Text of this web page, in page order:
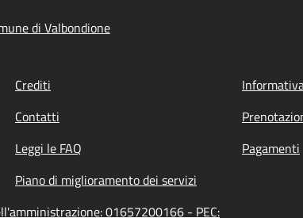
di Valbondione
Crediti
Contatti
Leggi le FAQ Pagamenti
Piano di miglioramento dei servizi
01657200166 - PEC: